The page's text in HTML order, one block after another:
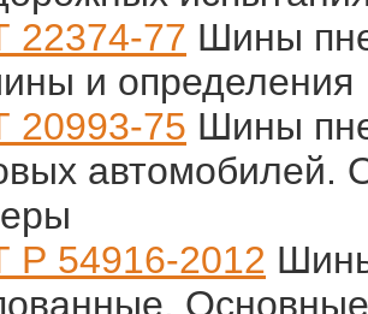
22374-77 Шины
и определения
20993-75 Шины
автомобилей.
Р 54916-2012
Основные